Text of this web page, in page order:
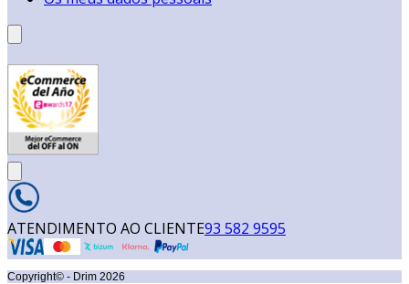
ATENDIMENTO AO CLIENTE93 582 9595
Copyright© - Drim 2026